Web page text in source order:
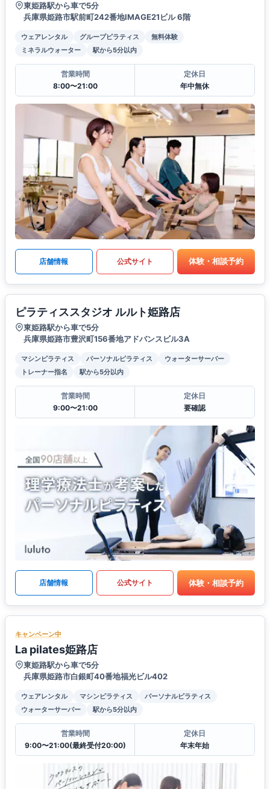
東姫路駅から車で5分
兵庫県姫路市駅前町242番地IMAGE21ビル 6階
ウェアレンタル グループピラティス
無料体験
ミネラルウォーター
駅から5分以内
営業時間
8:00〜21:00
定休日
年中無休
店舗情報 公式サイト 体験・相談予約
ピラティススタジオ ルルト姫路店
東姫路駅から車で5分
兵庫県姫路市豊沢町156番地アドバンスビル3A
マシンピラティス パーソナルピラティス
ウォーターサーバー
トレーナー指名
駅から5分以内
営業時間
9:00〜21:00
定休日
要確認
店舗情報 公式サイト 体験・相談予約
キャンペーン中
La pilates姫路店
東姫路駅から車で5分
兵庫県姫路市白銀町40番地福光ビル402
ウェアレンタル マシンピラティス
パーソナルピラティス
ウォーターサーバー
駅から5分以内
営業時間
9:00〜21:00(最終受付20:00)
定休日
年末年始